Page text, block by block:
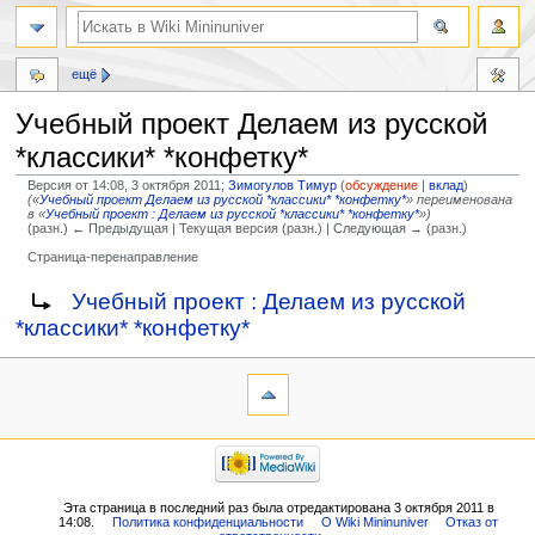
Учебный проект Делаем из русской
*классики* *конфетку*
Версия от 14:08, 3 октября 2011;Зимогулов Тимур (обсуждение |вклад)
(«Учебный проект Делаем из русской *классики* *конфетку*» переименована
в «Учебный проект : Делаем из русской *классики* *конфетку*»)
(разн.) ← Предыдущая | Текущая версия (разн.) | Следующая → (разн.)
Страница-перенаправление
Перейти
навигации
Перейти
поиску
Перенаправление на:
Учебный проект : Делаем из русской
*классики* *конфетку*
ещё
Эта страница в последний раз была отредактирована 3 октября 2011 в
14:08.
Политика конфиденциальности О Wiki Mininuniver
Отказ от